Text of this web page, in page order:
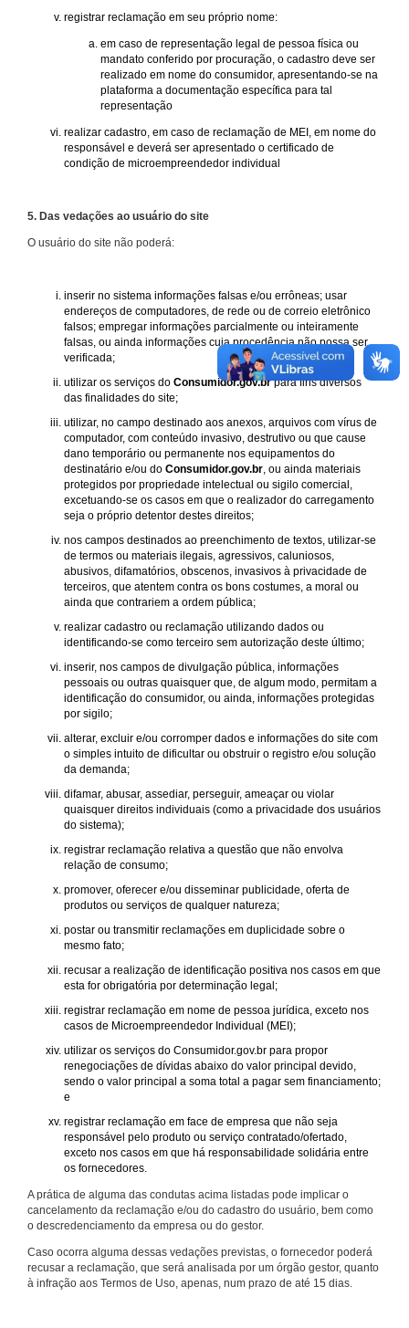
registrar reclamação em seu próprio nome:
em caso de representação legal de pessoa física ou
mandato conferido por procuração, o cadastro deve ser
realizado em nome do consumidor, apresentando-se na
plataforma a documentação específica para tal
representação
realizar cadastro, em caso de reclamação de MEI, em nome do
responsável e deverá ser apresentado o certificado de
condição de microempreendedor individual
5. Das vedações ao usuário do site
O usuário do site não poderá:
inserir no sistema informações falsas e/ou errôneas; usar
endereços de computadores, de rede ou de correio eletrônico
falsos; empregar informações parcialmente ou inteiramente
falsas, ou ainda informações cuja procedência não possa ser
verificada;
utilizar os serviços do Consumidor.gov.brpara fins diversos
das finalidades do site;
utilizar, no campo destinado aos anexos, arquivos com vírus de
computador, com conteúdo invasivo, destrutivo ou que cause
dano temporário ou permanente nos equipamentos do
destinatário e/ou do Consumidor.gov.br , ou ainda materiais
protegidos por propriedade intelectual ou sigilo comercial,
excetuando-se os casos em que o realizador do carregamento
seja o próprio detentor destes direitos;
nos campos destinados ao preenchimento de textos, utilizar-se
de termos ou materiais ilegais, agressivos, caluniosos,
abusivos, difamatórios, obscenos, invasivos à privacidade de
terceiros, que atentem contra os bons costumes, a moral ou
ainda que contrariem a ordem pública;
realizar cadastro ou reclamação utilizando dados ou
identificando-se como terceiro sem autorização deste último;
inserir, nos campos de divulgação pública, informações
pessoais ou outras quaisquer que, de algum modo, permitam a
identificação do consumidor, ou ainda, informações protegidas
por sigilo;
alterar, excluir e/ou corromper dados e informações do site com
o simples intuito de dificultar ou obstruir o registro e/ou solução
da demanda;
difamar, abusar, assediar, perseguir, ameaçar ou violar
quaisquer direitos individuais (como a privacidade dos usuários
do sistema);
registrar reclamação relativa a questão que não envolva
relação de consumo;
promover, oferecer e/ou disseminar publicidade, oferta de
produtos ou serviços de qualquer natureza;
postar ou transmitir reclamações em duplicidade sobre o
mesmo fato;
recusar a realização de identificação positiva nos casos em que
esta for obrigatória por determinação legal;
registrar reclamação em nome de pessoa jurídica, exceto nos
casos de Microempreendedor Individual (MEI);
utilizar os serviços do Consumidor.gov.br para propor
renegociações de dívidas abaixo do valor principal devido,
sendo o valor principal a soma total a pagar sem financiamento;
e
registrar reclamação em face de empresa que não seja
responsável pelo produto ou serviço contratado/ofertado,
exceto nos casos em que há responsabilidade solidária entre
os fornecedores.
A prática de alguma das condutas acima listadas pode implicar o
cancelamento da reclamação e/ou do cadastro do usuário, bem como
o descredenciamento da empresa ou do gestor.
Caso ocorra alguma dessas vedações previstas, o fornecedor poderá
recusar a reclamação, que será analisada por um órgão gestor, quanto
à infração aos Termos de Uso, apenas, num prazo de até 15 dias.